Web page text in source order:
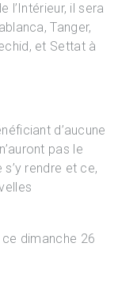
l’Intérieur, il sera
Tanger,
et Settat à
d’aucune
pas le
rendre et ce,
dimanche 26